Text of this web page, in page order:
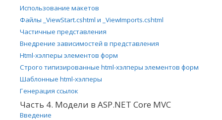
Использование макетов
Файлы _ViewStart.cshtml и _ViewImports.cshtml
Частичные представления
Внедрение зависимостей в представления
Html-хэлперы элементов форм
Строго типизированные html-хэлперы элементов форм
Шаблонные html-хэлперы
Генерация ссылок
Часть 4. Модели в ASP.NET Core MVC
Введение